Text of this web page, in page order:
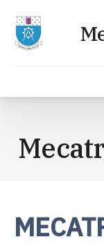
conținut